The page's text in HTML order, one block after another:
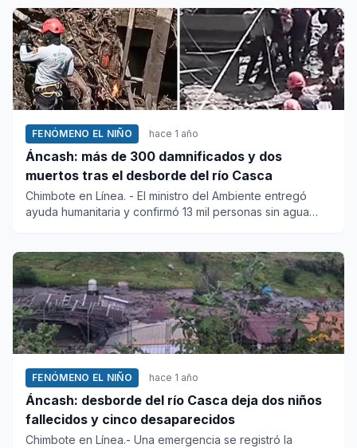
FENÓMENO EL NIÑO hace 1 año
Áncash: más de 300 damnificados y dos
muertos tras el desborde del río Casca
Chimbote en Línea. - El ministro del Ambiente entregó
ayuda humanitaria y confirmó 13 mil personas sin agua
FENÓMENO EL NIÑO hace 1 año
Áncash: desborde del río Casca deja dos niños
fallecidos y cinco desaparecidos
Chimbote en Línea.- Una emergencia se registró la